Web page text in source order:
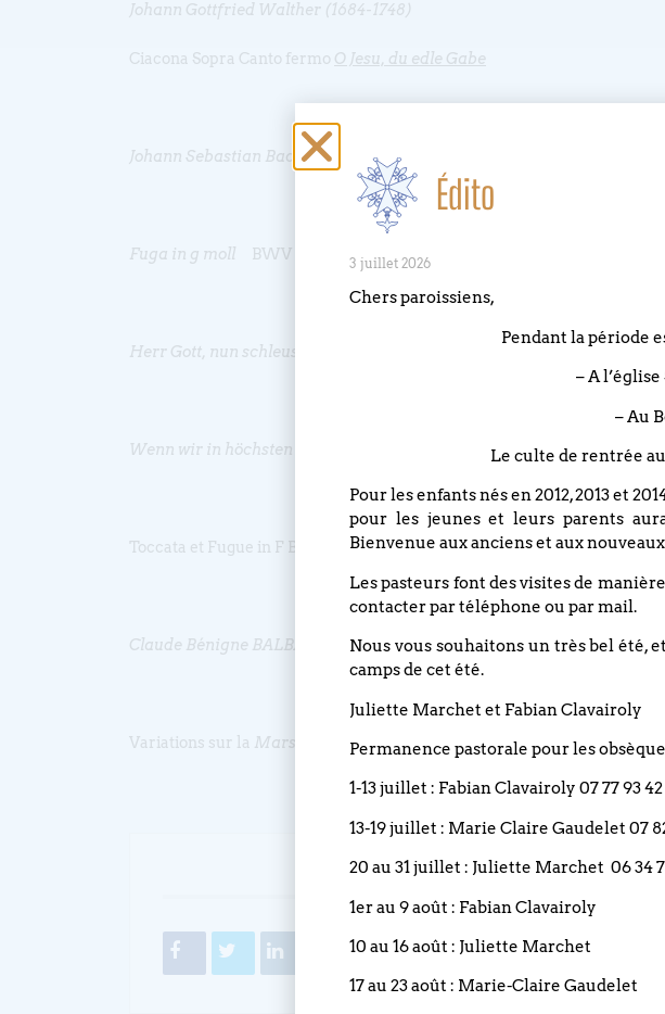
Johann Gottfried Walther (1684-1748)
Ciacona Sopra Canto fermo O Jesu, du edle Gabe
Johann Sebastian Bach (1685-1750)
Fuga in g moll BWV 578
Herr Gott, nun schleuss den Himmel auf BWV617 (Orgelbüchlein)
Wenn wir in höchsten Nöten sein à 2 Clav et Pedale (Orgelbüchlein)
Toccata et Fugue in F BWV 541
Claude Bénigne BALBASTRE (1727-1799)
Variations sur la Marseillaise5′
PARTAGEZ CET
Édito
3 juillet 2026
Chers paroissiens,
Pendant la période
– A
– Au
Le culte de rentrée
Pour les enfants nés en 2012, 2013 et
pour les jeunes et leurs parents
Bienvenue aux anciens et aux
Les pasteurs font des visites de
contacter par téléphone ou par mail.
Nous vous souhaitons un très bel été,
camps de cet été.
Juliette Marchet et Fabian Clavairoly
Permanence pastorale pour les
1-13 juillet : Fabian Clavairoly 07 77 93 42
13-19 juillet : Marie Claire Gaudelet 07
20 au 31 juillet : Juliette Marchet 06 34
1er au 9 août : Fabian Clavairoly
10 au 16 août : Juliette Marchet
17 au 23 août : Marie-Claire Gaudelet